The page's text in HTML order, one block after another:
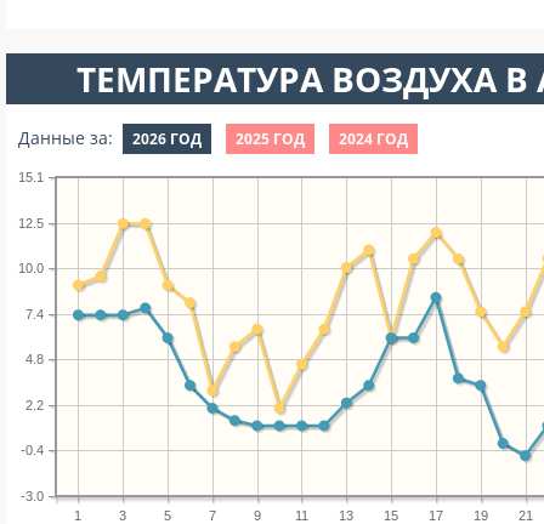
ТЕМПЕРАТУРА ВОЗДУХА В
Данные за: 2026 ГОД 2025 ГОД 2024 ГОД
1 3 5 7 9 11 13 15 17 19 21
-3.0
-0.4
2.2
4.8
7.4
10.0
12.5
15.1